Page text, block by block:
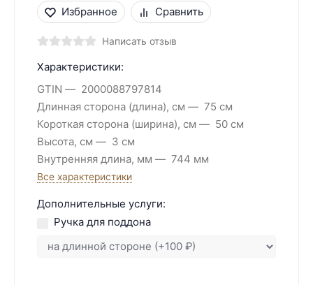
Избранное Сравнить
Написать отзыв
Характеристики:
GTIN
2000088797814
Длинная сторона (длина), см
75 см
Короткая сторона (ширина), см
50 см
Высота, см
3 см
Внутренняя длина, мм
744 мм
Все характеристики
Дополнительные услуги:
Ручка для поддона